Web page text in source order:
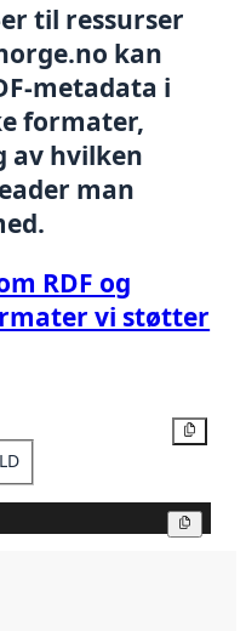
til ressurser
kan
metadata i
formater,
av hvilken
man
RDF og
vi støtter